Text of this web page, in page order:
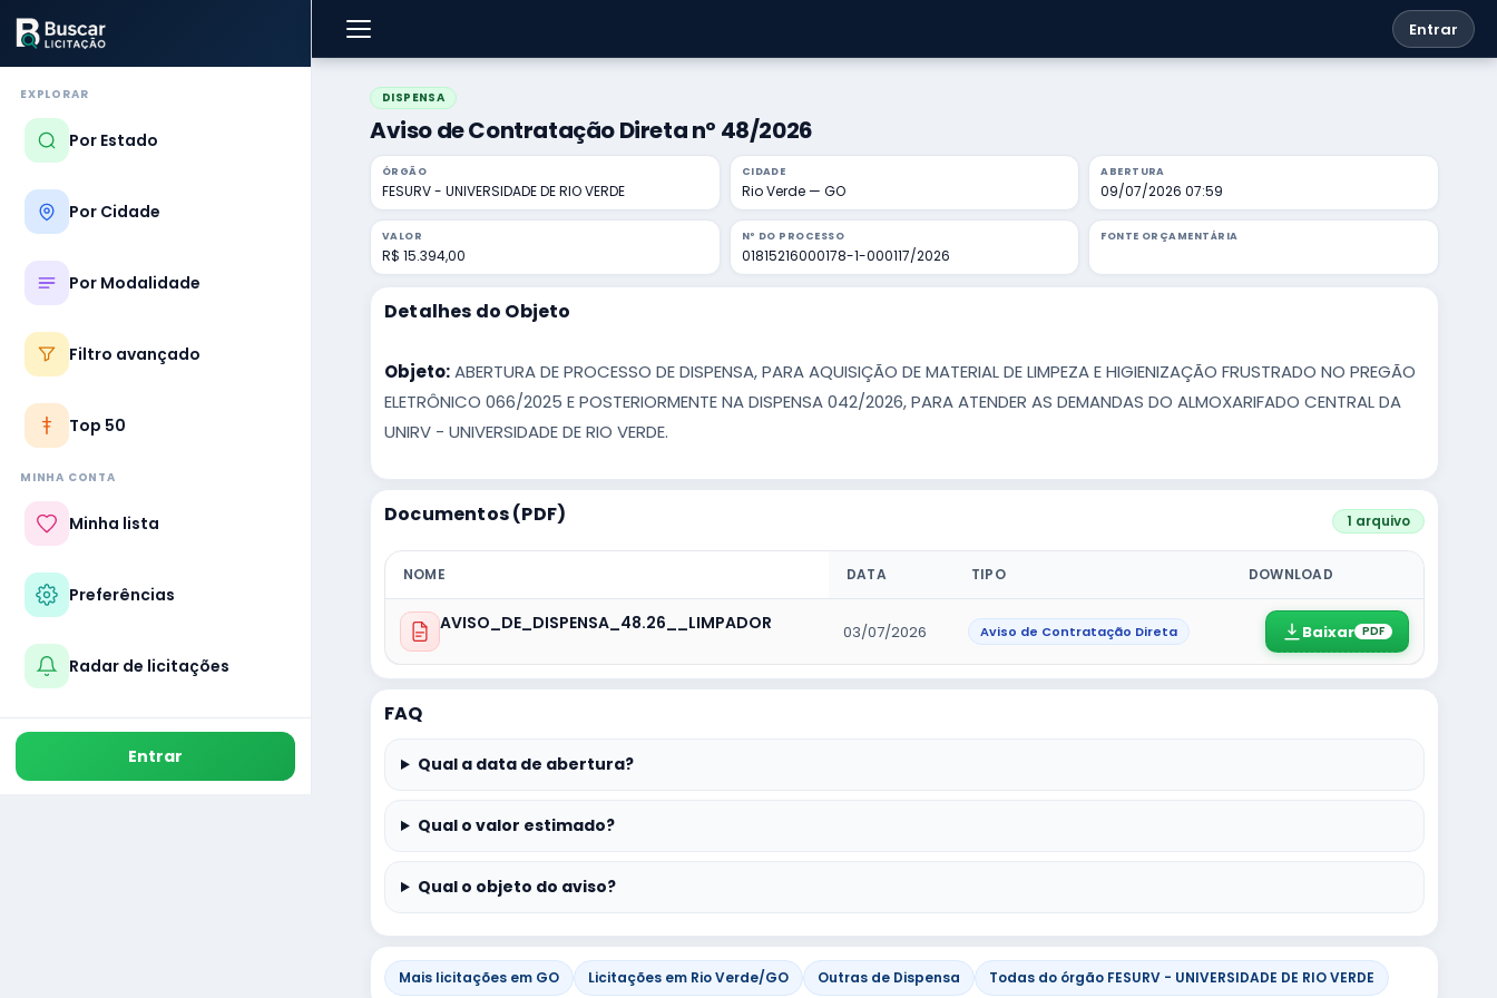
Entrar
EXPLORAR
Por Estado
Por Cidade
Por Modalidade
Filtro avançado
Top 50
MINHA CONTA
Minha lista
Preferências
Radar de licitações
Entrar
DISPENSA
Aviso de Contratação Direta nº 48/2026
ÓRGÃO
FESURV - UNIVERSIDADE DE RIO VERDE
CIDADE
Rio Verde — GO
ABERTURA
09/07/2026 07:59
VALOR
R$ 15.394,00
Nº DO PROCESSO
01815216000178-1-000117/2026
FONTE ORÇAMENTÁRIA
Detalhes do Objeto
Objeto:ABERTURA DE PROCESSO DE DISPENSA, PARA AQUISIÇÃO DE MATERIAL DE LIMPEZA E HIGIENIZAÇÃO FRUSTRADO NO PREGÃO
ELETRÔNICO 066/2025 E POSTERIORMENTE NA DISPENSA 042/2026, PARA ATENDER AS DEMANDAS DO ALMOXARIFADO CENTRAL DA
UNIRV - UNIVERSIDADE DE RIO VERDE.
Documentos (PDF) 1 arquivo
NOME DATA TIPO DOWNLOAD
AVISO_DE_DISPENSA_48.26__LIMPADOR 03/07/2026 Aviso de Contratação Direta Baixar PDF
FAQ
Qual a data de abertura?
Qual o valor estimado?
Qual o objeto do aviso?
Mais licitações em GO Licitações em Rio Verde/GO Outras de Dispensa Todas do órgão FESURV - UNIVERSIDADE DE RIO VERDE